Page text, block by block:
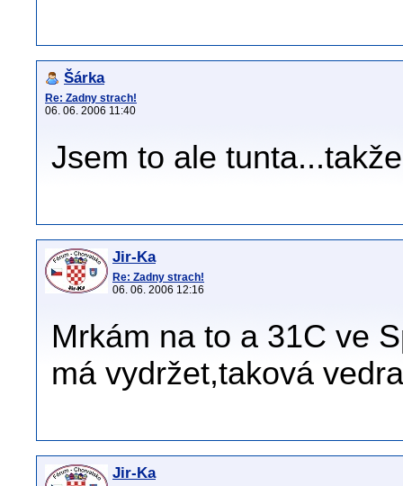
Šárka
Re: Zadny strach!
06. 06. 2006 11:40
Jsem to ale
Jir-Ka
Re: Zadny strach!
06. 06. 2006 12:16
Mrkám na to a 31C ve
má vydržet,taková
Jir-Ka